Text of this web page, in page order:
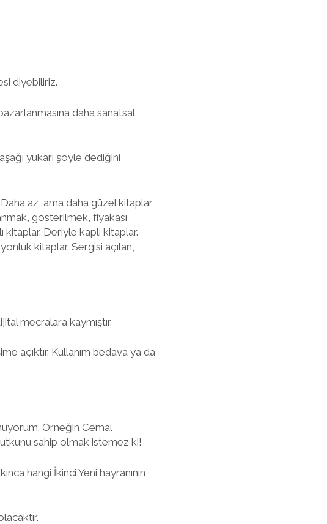
diyebiliriz.
daha sanatsal
yukarı şöyle dediğini
az, ama daha güzel kitaplar
gösterilmek, fiyakası
kitaplar. Deriyle kaplı kitaplar.
kitaplar. Sergisi açılan,
mecralara kaymıştır.
açıktır. Kullanım bedava ya da
Örneğin Cemal
tutkunu sahip olmak istemez ki!
hangi İkinci Yeni hayranının